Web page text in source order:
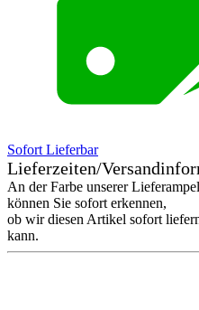
Sofort Lieferbar
Lieferzeiten/
An der Farbe unserer
können Sie sofort erkennen,
ob wir diesen Artikel sofort
kann.